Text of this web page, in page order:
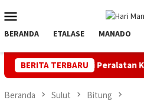
ke
kontenMobile
BERANDA ETALASE MANADO
BERITA TERBARU
Peralatan Kepulauan Nusa
Beranda Sulut Bitung